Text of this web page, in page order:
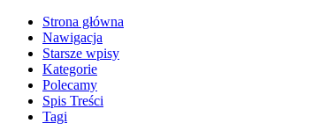
Strona główna
Nawigacja
Starsze wpisy
Kategorie
Polecamy
Spis Treści
Tagi